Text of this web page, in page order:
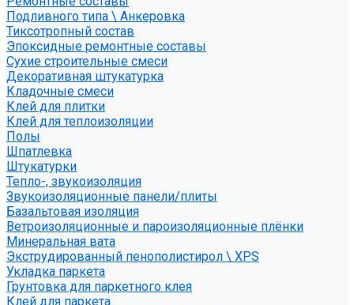
Подливного типа \ Анкеровка
Тиксотропный состав
Эпоксидные ремонтные составы
Сухие строительные смеси
Декоративная штукатурка
Кладочные смеси
Клей для плитки
Клей для теплоизоляции
Полы
Шпатлевка
Штукатурки
Тепло-, звукоизоляция
Звукоизоляционные панели/плиты
Базальтовая изоляция
Ветроизоляционные и пароизоляционные плёнки
Минеральная вата
Экструдированный пенополистирол \ XPS
Укладка паркета
Грунтовка для паркетного клея
Клей для паркета